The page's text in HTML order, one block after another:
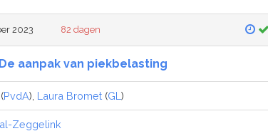
2023 82 dagen
De aanpak van piekbelasting
(PvdA), Laura Bromet (GL )
Zeggelink